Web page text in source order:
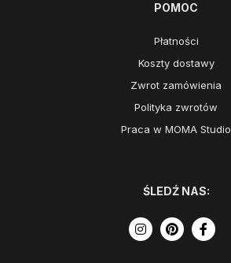
POMOC
Płatności
Koszty dostawy
Zwrot zamówienia
Polityka zwrotów
Praca w MOMA Studio
ŚLEDŹ NAS: